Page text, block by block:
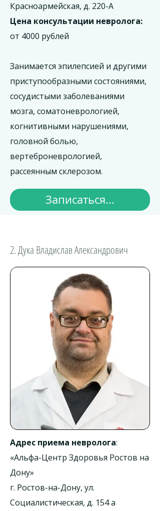
Красноармейская, д. 220-А
Цена консультации невролога:
от 4000 рублей
Занимается эпилепсией и другими
приступообразными состояниями,
сосудистыми заболеваниями
мозга, соматоневрологией,
когнитивными нарушениями,
головной болью,
вертеброневрологией,
рассеянным склерозом.
Записаться...
2. Дука Владислав Александрович
Адрес приема невролога:
«Альфа-Центр Здоровья Ростов на
Дону»
г. Ростов-на-Дону, ул.
Социалистическая, д. 154 а